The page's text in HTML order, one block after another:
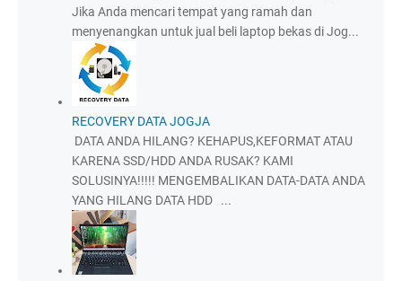
Jika Anda mencari tempat yang ramah dan
menyenangkan untuk jual beli laptop bekas di Jog...
RECOVERY DATA JOGJA
DATA ANDA HILANG? KEHAPUS,KEFORMAT ATAU
KARENA SSD/HDD ANDA RUSAK? KAMI
SOLUSINYA!!!!! MENGEMBALIKAN DATA-DATA ANDA
YANG HILANG DATA HDD ...